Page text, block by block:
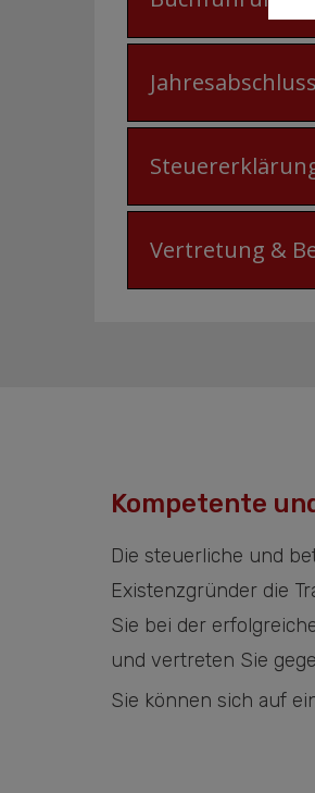
Jahresabschluss
Vertretung &
Kompetente
Die steuerliche und
Existenzgründer die
Sie bei der
und vertreten Sie
Sie können sich auf